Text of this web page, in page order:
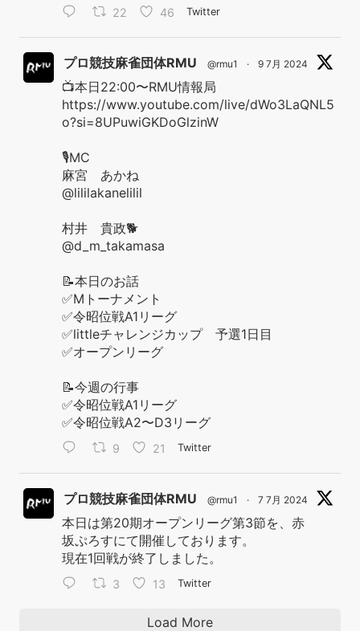
22 46 Twitter
プロ競技麻雀団体RMU @rmu1 · 9 7月 2024
📺本日22:00〜RMU情報局
https://www.youtube.com/live/dWo3LaQNL5
o?si=8UPuwiGKDoGlzinW
🎙️MC
麻宮 あかね
@lililakanelilil
村井 貴政🐕
@d_m_takamasa
📝本日のお話
✅Mトーナメント
✅令昭位戦A1リーグ
✅littleチャレンジカップ 予選1日目
✅オープンリーグ
📝今週の行事
✅令昭位戦A1リーグ
✅令昭位戦A2〜D3リーグ
9 21 Twitter
プロ競技麻雀団体RMU @rmu1 · 7 7月 2024
本日は第20期オープンリーグ第3節を、赤
坂ぷろすにて開催しております。
現在1回戦が終了しました。
3 13 Twitter
Load More